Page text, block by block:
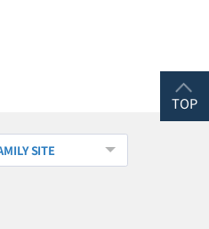
SITE
TOP